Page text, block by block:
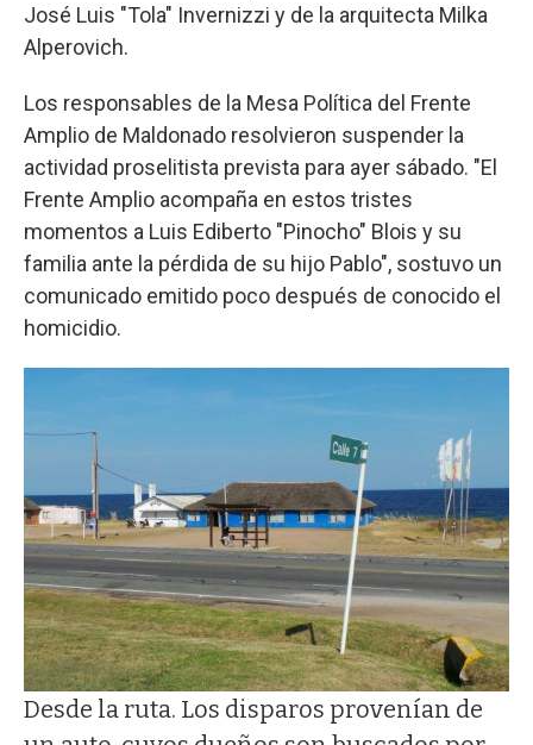
José Luis "Tola" Invernizzi y de la arquitecta Milka
Alperovich.
Los responsables de la Mesa Política del Frente
Amplio de Maldonado resolvieron suspender la
actividad proselitista prevista para ayer sábado. "El
Frente Amplio acompaña en estos tristes
momentos a Luis Ediberto "Pinocho" Blois y su
familia ante la pérdida de su hijo Pablo", sostuvo un
comunicado emitido poco después de conocido el
homicidio.
Desde la ruta. Los disparos provenían de